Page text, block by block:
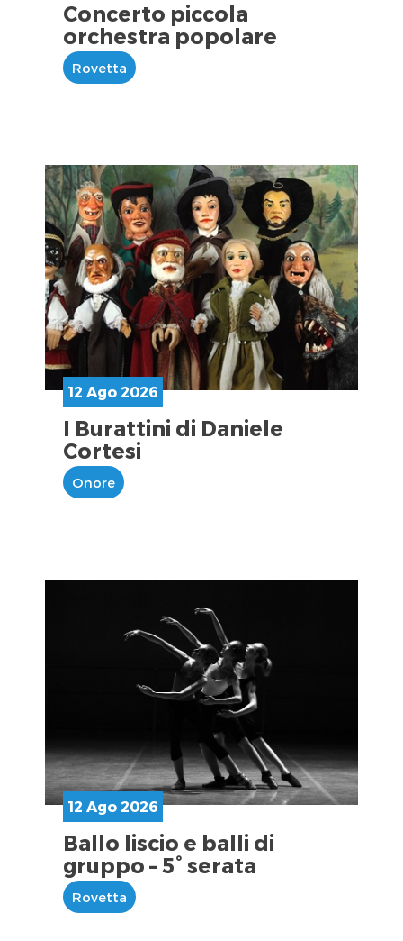
Concerto piccola
orchestra popolare
Rovetta
12 Ago 2026
I Burattini di Daniele
Cortesi
Onore
12 Ago 2026
Ballo liscio e balli di
gruppo – 5° serata
Rovetta